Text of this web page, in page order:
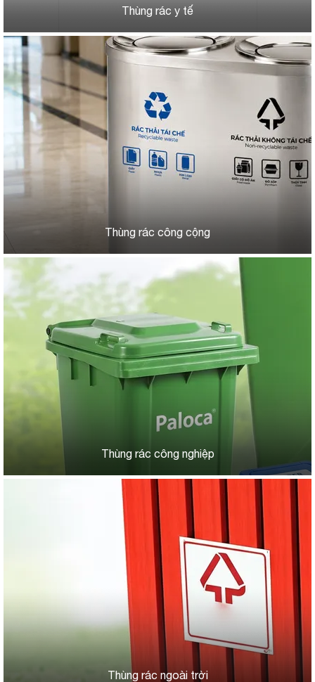
Thùng rác y tế
Thùng rác công cộng
Thùng rác công nghiệp
Thùng rác ngoài trời